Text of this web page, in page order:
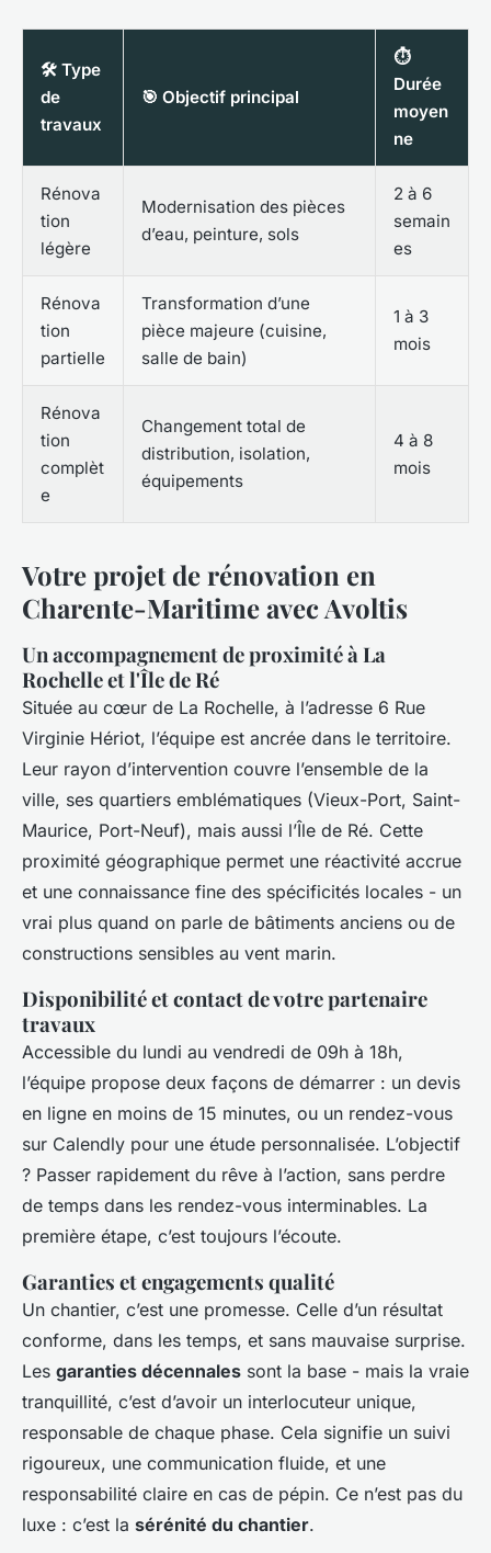
🛠️ Type
de
travaux
🎯 Objectif principal
⏱️
Durée
moyen
ne
Rénova
tion
légère
Modernisation des pièces
d’eau, peinture, sols
2 à 6
semain
es
Rénova
tion
partielle
Transformation d’une
pièce majeure (cuisine,
salle de bain)
1 à 3
mois
Rénova
tion
complèt
e
Changement total de
distribution, isolation,
équipements
4 à 8
mois
Votre projet de rénovation en
Charente-Maritime avec Avoltis
Un accompagnement de proximité à La
Rochelle et l'Île de Ré
Située au cœur de La Rochelle, à l’adresse 6 Rue
Virginie Hériot, l’équipe est ancrée dans le territoire.
Leur rayon d’intervention couvre l’ensemble de la
ville, ses quartiers emblématiques (Vieux-Port, Saint-
Maurice, Port-Neuf), mais aussi l’Île de Ré. Cette
proximité géographique permet une réactivité accrue
et une connaissance fine des spécificités locales - un
vrai plus quand on parle de bâtiments anciens ou de
constructions sensibles au vent marin.
Disponibilité et contact de votre partenaire
travaux
Accessible du lundi au vendredi de 09h à 18h,
l’équipe propose deux façons de démarrer : un devis
en ligne en moins de 15 minutes, ou un rendez-vous
sur Calendly pour une étude personnalisée. L’objectif
? Passer rapidement du rêve à l’action, sans perdre
de temps dans les rendez-vous interminables. La
première étape, c’est toujours l’écoute.
Garanties et engagements qualité
Un chantier, c’est une promesse. Celle d’un résultat
conforme, dans les temps, et sans mauvaise surprise.
Les garanties décennales sont la base - mais la vraie
tranquillité, c’est d’avoir un interlocuteur unique,
responsable de chaque phase. Cela signifie un suivi
rigoureux, une communication fluide, et une
responsabilité claire en cas de pépin. Ce n’est pas du
luxe : c’est la sérénité du chantier.